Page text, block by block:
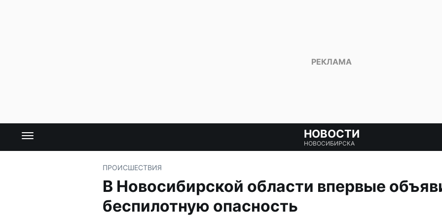
НОВОСТИ
НОВОСИБИРСКА
ПРОИСШЕСТВИЯ
В Новосибирской области впервые
беспилотную опасность